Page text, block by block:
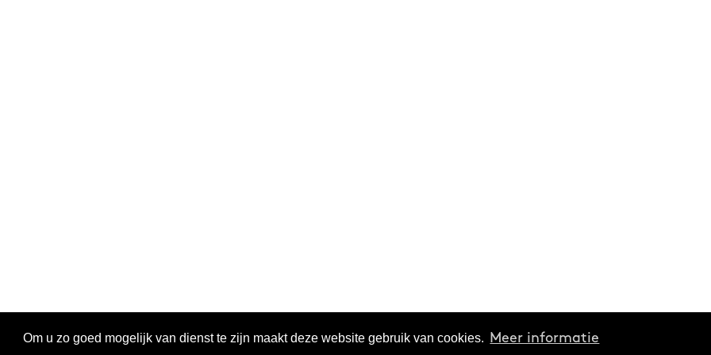
Om u zo goed mogelijk van dienst te zijn maakt deze website gebruik van cookies. Meer informatie